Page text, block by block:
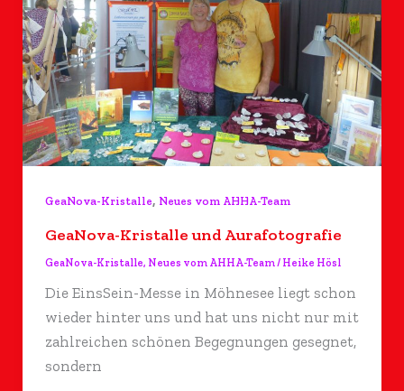
GeaNova-Kristalle, Neues vom AHHA-Team
GeaNova-Kristalle und Aurafotografie
GeaNova-Kristalle, Neues vom AHHA-Team / Heike Hösl
Die EinsSein-Messe in Möhnesee liegt schon
wieder hinter uns und hat uns nicht nur mit
zahlreichen schönen Begegnungen gesegnet,
sondern